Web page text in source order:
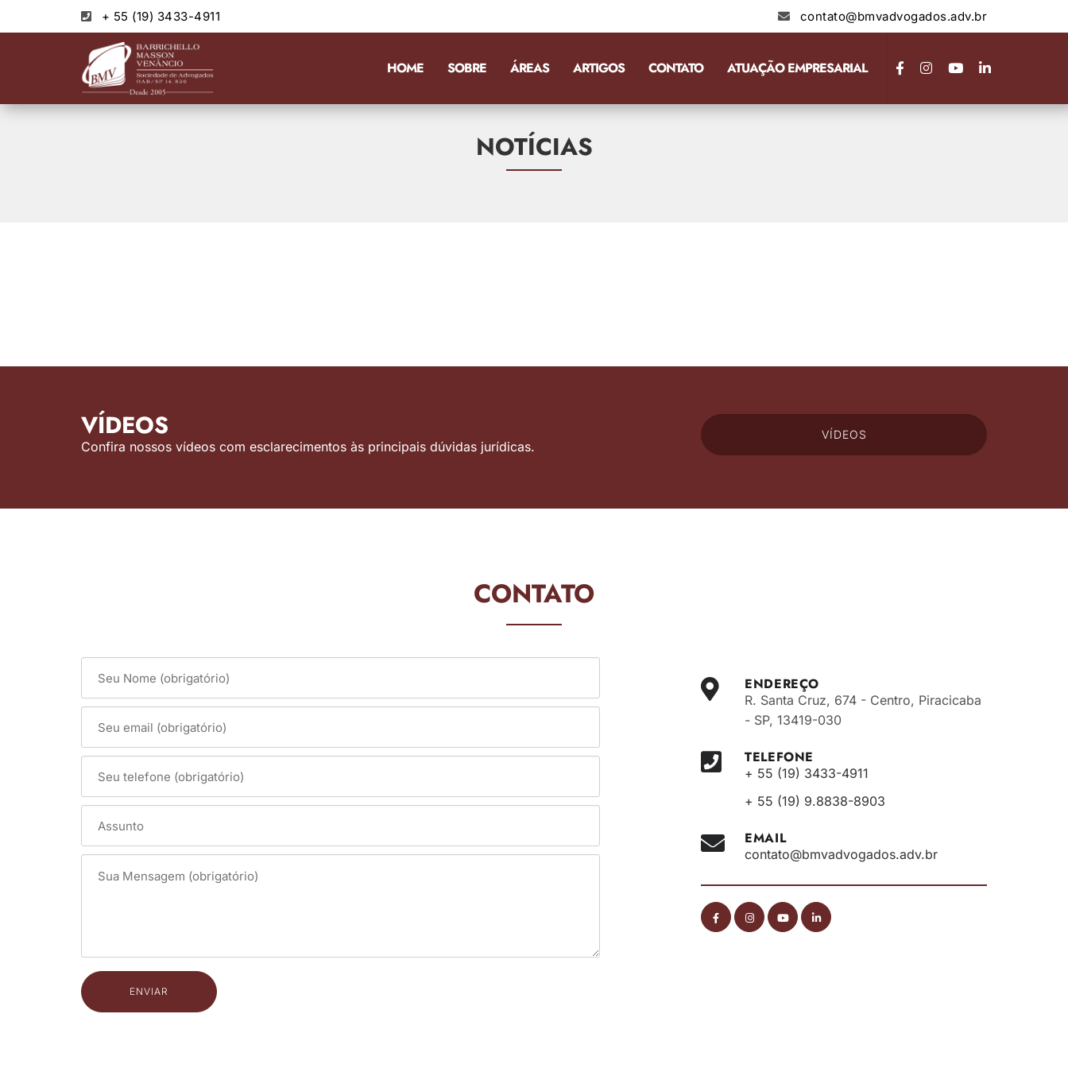
+ 55 (19) 3433-4911 contato@bmvadvogados.adv.br
HOME SOBRE ÁREAS ARTIGOS CONTATO ATUAÇÃO EMPRESARIAL
NOTÍCIAS
VÍDEOS
Confira nossos vídeos com esclarecimentos às principais dúvidas jurídicas.
VÍDEOS
CONTATO
ENDEREÇO
R. Santa Cruz, 674 - Centro, Piracicaba
- SP, 13419-030
TELEFONE
+ 55 (19) 3433-4911
+ 55 (19) 9.8838-8903
EMAIL
contato@bmvadvogados.adv.br